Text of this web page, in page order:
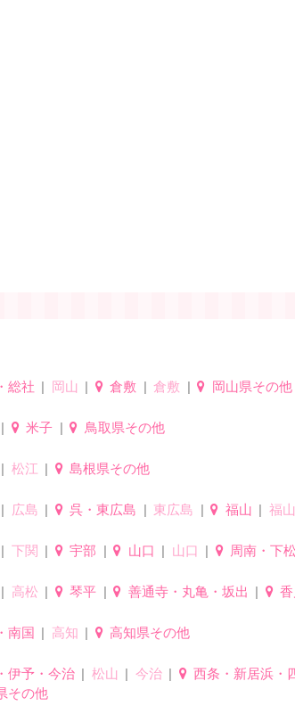
総社 岡山 倉敷 倉敷 岡山県その他
米子 鳥取県その他
松江 島根県その他
広島 呉・東広島 東広島 福山 福山
下関 宇部 山口 山口 周南・下松
高松 琴平 善通寺・丸亀・坂出
南国 高知 高知県その他
伊予・今治 松山 今治 西条・新居浜・
その他